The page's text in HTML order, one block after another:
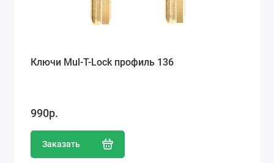
Ключи Mul-T-Lock профиль 136
990р.
Заказать